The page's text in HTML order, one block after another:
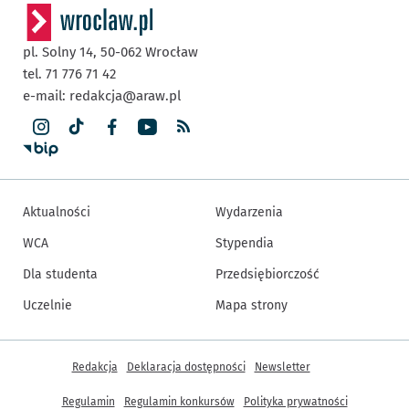
pl. Solny 14, 50-062 Wrocław
tel. 71 776 71 42
e-mail: redakcja@araw.pl
Aktualności
WCA
Dla studenta
Uczelnie
Wydarzenia
Stypendia
Przedsiębiorczość
Mapa strony
Inne informacje
Redakcja Deklaracja dostępności Newsletter
Regulamin Regulamin konkursów Polityka prywatności